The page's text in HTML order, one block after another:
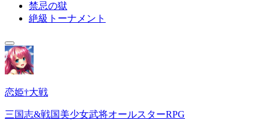
禁忌の獄
絶級トーナメント
恋姫†大戦
三国志&戦国美少女武将オールスターRPG